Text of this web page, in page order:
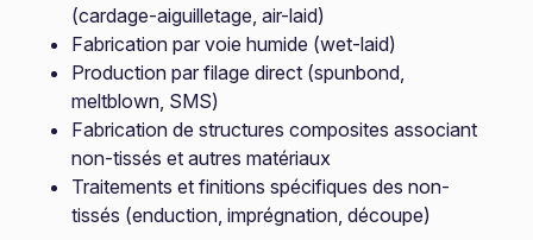
(cardage-aiguilletage, air-laid)
Fabrication par voie humide (wet-laid)
Production par filage direct (spunbond,
meltblown, SMS)
Fabrication de structures composites associant
non-tissés et autres matériaux
Traitements et finitions spécifiques des non-
tissés (enduction, imprégnation, découpe)